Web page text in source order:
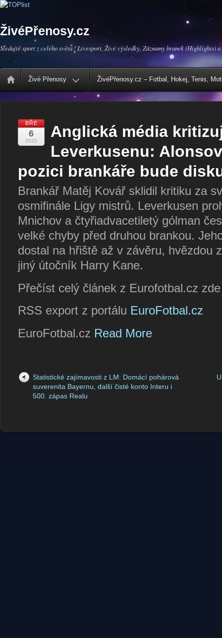
ŽivéPřenosy.cz
Sledujte sport z celého světa ! Livesport, Živé výsledky, Záznamy branek (Highlights) a
Živé Přenosy ŽivéPřenosy.cz – Fotbal, Hokej, Tenis,
BŘE
6
2025
Anglická média
Leverkusenu:
pozici brankáře bude
Brankář Matěj Kovář sklidil kritiku za
osmifinále Ligy mistrů. Leverkusen
Mnichov a čtyřiadvacetiletý gólman
velké chyby před druhou brankou.
dostal na hřiště až v závěru, hvězdou
jiný útočník Harry Kane.
Přečíst celý článek z Eurofotbal.cz
RSS export z portálu EuroFotbal.cz
EuroFotbal.cz Read More
Statistické zajímavosti z LM: Domácí pohárová
suverenita Bayernu, další čisté konto Interu i
500. zápas Realu